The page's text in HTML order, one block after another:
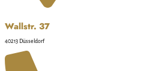
Wallstr. 37
40213 Düsseldorf